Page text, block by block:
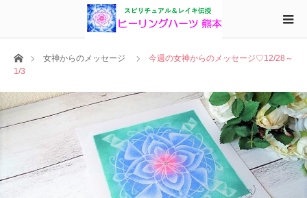
ホーム女神からのメッセージ
今週の女神からのメッセージ♡12/28～
1/3